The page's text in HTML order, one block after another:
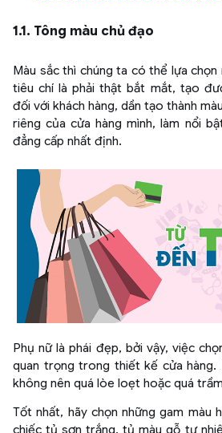
1.1. Tông màu chủ đạo
Màu sắc thì chúng ta có thể lựa
tiêu chí là phải thật bắt mắt, tạo
đối với khách hàng, dần tạo thành
riêng của cửa hàng mình, làm nổi
đẳng cấp nhất định.
Phụ nữ là phái đẹp, bởi vậy, việc
quan trọng trong thiết kế cửa hàng.
không nên quá lòe loẹt hoặc quá
Tốt nhất, hãy chọn những gam màu
chiếc tủ sơn trắng, tủ màu gỗ tự